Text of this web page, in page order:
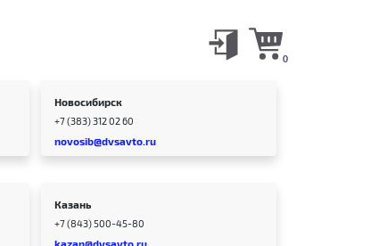
0
Новосибирск
+7 (383) 312 02 60
novosib@dvsavto.ru
Казань
+7 (843) 500-45-80
kazan@dvsavto.ru